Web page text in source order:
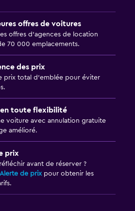
offres de voitures
offres d’agences de location
70 000 emplacements.
des prix
prix total d’emblée pour éviter
en toute flexibilité
voiture avec annulation gratuite
amélioré.
prix
avant de réserver ?
de prixpour obtenir les